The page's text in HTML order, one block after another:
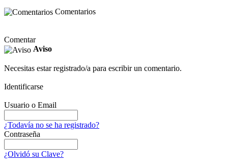
Comentarios
Comentar
Aviso
Necesitas estar registrado/a para escribir un comentario.
Identificarse
Usuario o Email
¿Todavía no se ha registrado?
Contraseña
¿Olvidó su Clave?